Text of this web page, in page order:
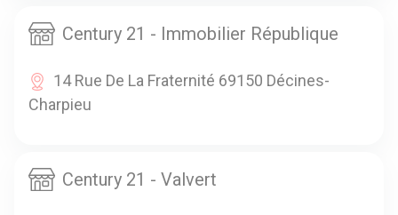
Century 21 - Immobilier République
14 Rue De La Fraternité 69150 Décines-
Charpieu
Century 21 - Valvert